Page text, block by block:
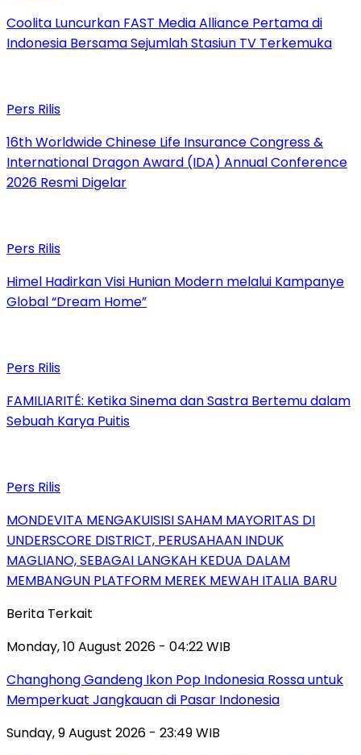
Coolita Luncurkan FAST Media Alliance Pertama di
Indonesia Bersama Sejumlah Stasiun TV Terkemuka
Pers Rilis
16th Worldwide Chinese Life Insurance Congress &
International Dragon Award (IDA) Annual Conference
2026 Resmi Digelar
Pers Rilis
Himel Hadirkan Visi Hunian Modern melalui Kampanye
Global “Dream Home”
Pers Rilis
FAMILIARITÉ: Ketika Sinema dan Sastra Bertemu dalam
Sebuah Karya Puitis
Pers Rilis
MONDEVITA MENGAKUISISI SAHAM MAYORITAS DI
UNDERSCORE DISTRICT, PERUSAHAAN INDUK
MAGLIANO, SEBAGAI LANGKAH KEDUA DALAM
MEMBANGUN PLATFORM MEREK MEWAH ITALIA BARU
Berita Terkait
Monday, 10 August 2026 - 04:22 WIB
Changhong Gandeng Ikon Pop Indonesia Rossa untuk
Memperkuat Jangkauan di Pasar Indonesia
Sunday, 9 August 2026 - 23:49 WIB